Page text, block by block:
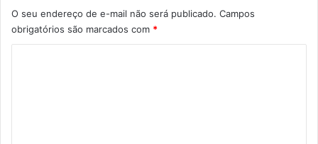
O seu endereço de e-mail não será publicado. Campos
obrigatórios são marcados com *